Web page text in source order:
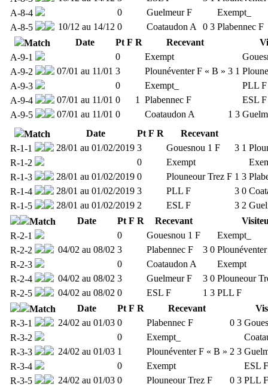
A-8-4
0 Guelmeur F
Exempt_
A-8-5
10/12 au 14/12 0 Coataudon A 0 3 Plabennec F
Match
Date Pt F R Recevant
A-9-1
0 Exempt
A-9-2
07/01 au 11/01 3 Plounéventer F « B » 3 1
A-9-3
0 Exempt_
PLL F
A-9-4
07/01 au 11/01 0 1 Plabennec F
ESL F
A-9-5
07/01 au 11/01 0 Coataudon A 1 3
Match
Date Pt F R
Recevant
R-1-1
28/01 au 01/02/2019 3 Gouesnou 1 F 3 1
R-1-2
0 Exempt
R-1-3
28/01 au 01/02/2019 0 Plouneour Trez F 1 3
R-1-4
28/01 au 01/02/2019 3 PLL F 3 0
R-1-5
28/01 au 01/02/2019 2 ESL F 3 2
Match
Date Pt F R Recevant
R-2-1
0 Gouesnou 1 F
Exempt_
R-2-2
04/02 au 08/02 3 Plabennec F 3 0
R-2-3
0 Coataudon A
Exempt
R-2-4
04/02 au 08/02 3 Guelmeur F 3 0 Plouneour
R-2-5
04/02 au 08/02 0 ESL F 1 3 PLL F
Match
Date Pt F R Recevant
R-3-1
24/02 au 01/03 0 Plabennec F 0 3
R-3-2
0 Exempt_
R-3-3
24/02 au 01/03 1 Plounéventer F « B » 2 3
R-3-4
0 Exempt
ESL F
R-3-5
24/02 au 01/03 0 Plouneour Trez F 0 3 PLL F